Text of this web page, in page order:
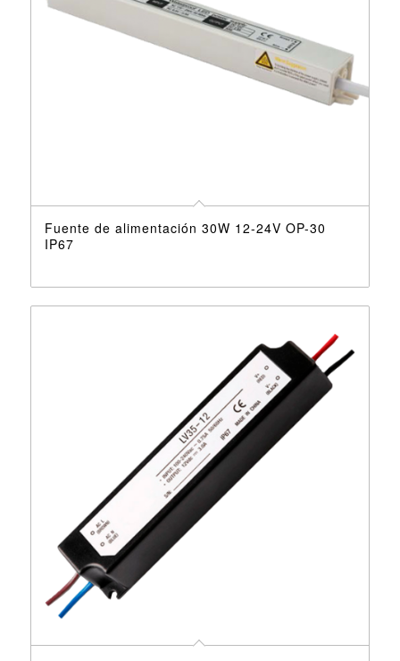
Fuente de alimentación 30W 12-24V OP-30
IP67